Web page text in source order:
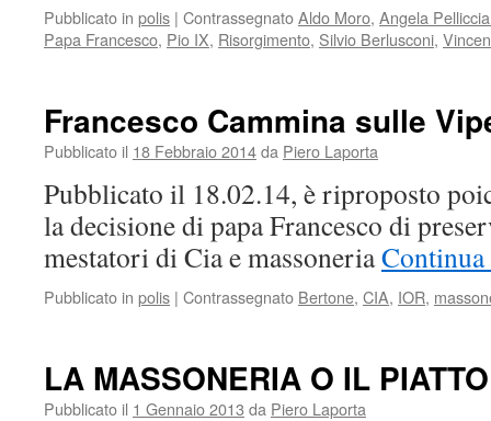
Pubblicato in polis | ContrassegnatoAldo Moro, Angela
Papa Francesco, Pio IX, Risorgimento, Silvio Berlusconi,
Francesco Cammina sulle
Pubblicato il 18 Febbraio 2014da Piero Laporta
Pubblicato il 18.02.14, è riproposto
la decisione di papa Francesco di
mestatori di Cia e massoneriaContinua
Pubblicato in polis | Contrassegnato Bertone, CIA, IOR,
LA MASSONERIA O IL
Pubblicato il 1 Gennaio 2013 da Piero Laporta